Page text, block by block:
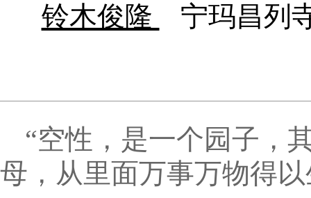
铃木俊隆 宁玛昌列
“空性，是一个园子，
母，从里面万事万物得